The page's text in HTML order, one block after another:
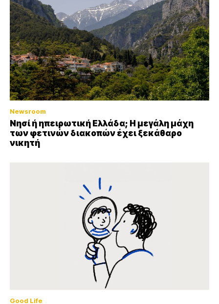
Newsroom
Νησί ή ηπειρωτική Ελλάδα; Η μεγάλη μάχη
των φετινών διακοπών έχει ξεκάθαρο
νικητή
Good Life